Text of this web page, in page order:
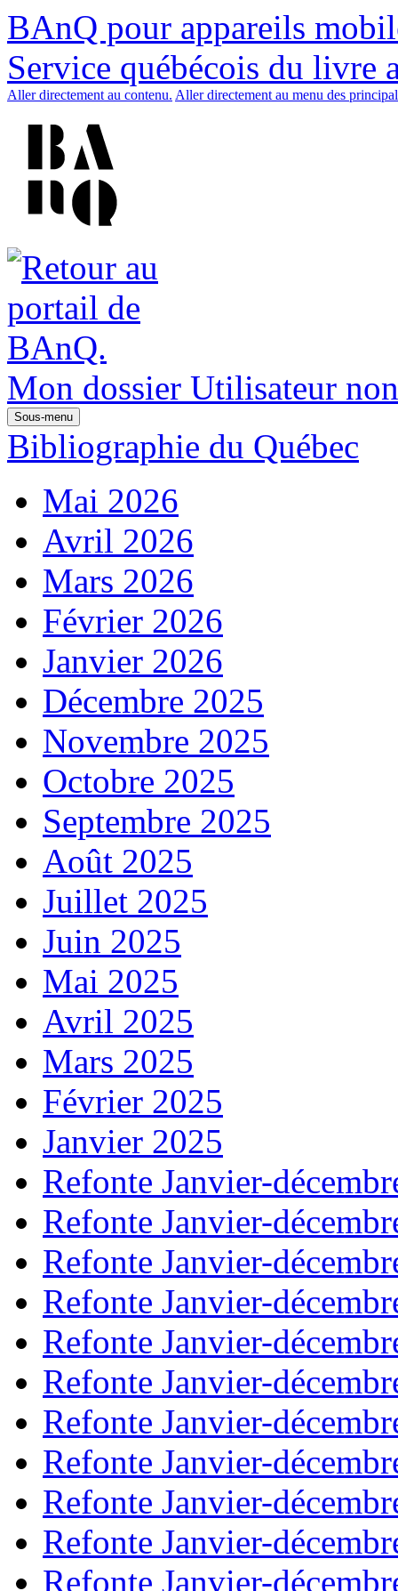
BAnQ pour appareils
Service québécois du livre
Aller directement au contenu. Aller directement au menu des
Mon dossier Utilisateur
Sous-menu
Bibliographie du Québec
Mai 2026
Avril 2026
Mars 2026
Février 2026
Janvier 2026
Décembre 2025
Novembre 2025
Octobre 2025
Septembre 2025
Août 2025
Juillet 2025
Juin 2025
Mai 2025
Avril 2025
Mars 2025
Février 2025
Janvier 2025
Refonte Janvier-
Refonte Janvier-
Refonte Janvier-
Refonte Janvier-
Refonte Janvier-
Refonte Janvier-
Refonte Janvier-
Refonte Janvier-
Refonte Janvier-
Refonte Janvier-
Refonte Janvier-